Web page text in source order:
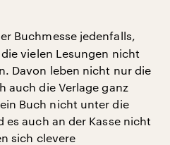
Buchmesse jedenfalls,
vielen Lesungen nicht
Davon leben nicht nur die
auch die Verlage ganz
Buch nicht unter die
auch an der Kasse nicht
sich clevere